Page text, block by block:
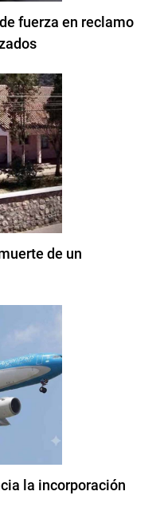
fuerza en reclamo
de un
la incorporación